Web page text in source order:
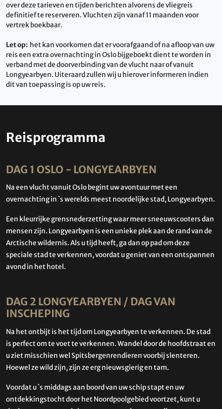
over deze tarieven en tijden berichten alvorens de vliegreis
definitief te reserveren. Vluchten zijn vanaf 11 maanden voor
vertrek boekbaar.
Let op: het kan voorkomen dat er voorafgaand of na afloop van uw
reis een extra overnachting in Oslo bijgeboekt dient te worden in
verband met de doorverbinding van de vlucht naar of vanuit
Longyearbyen. Uiteraard zullen wij u hierover informeren indien
dit van toepassing is op uw reis.
Reisprogramma
DAG 1 OSLO - LONGYEARBYEN
Na een vlucht vanuit Oslo begint uw avontuur met een
overnachting in `s werelds meest noordelijke stad, Longyearbyen.
Een kleurrijke grensnederzetting waar meer sneeuwscooters dan
mensen zijn. Longyearbyen is een unieke plek aan de rand van de
Arctische wildernis. Als u tijd heeft, ga dan op pad om deze
speciale stad te verkennen, voordat u geniet van een ontspannen
avond in het hotel.
DAG 2 LONGYEARBYEN / DAG VAN
INSCHEPING
Na het ontbijt is het tijd om Longyearbyen te verkennen. De stad
is perfect om te voet te verkennen. Wandel door de hoofdstraat en
u ziet misschien wel Spitsbergenrendieren voorbij slenteren.
Hoewel ze wild zijn, zijn ze erg nieuwsgierig en tam.
Voordat u `s middags aan boord van uw schip stapt en uw
ontdekkingstocht door het Noordpoolgebied voortzet, kunt u